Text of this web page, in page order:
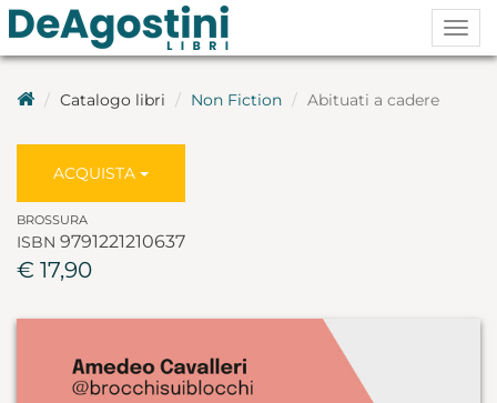
Catalogo libri Non Fiction Abituati a cadere
ACQUISTA
BROSSURA
ISBN 9791221210637
€ 17,90